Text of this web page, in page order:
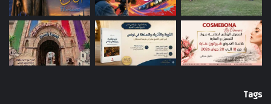
Tags